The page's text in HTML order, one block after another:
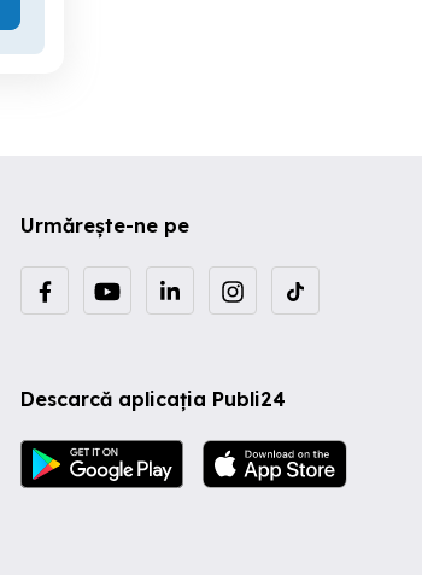
Urmărește-ne pe
Descarcă aplicația Publi24